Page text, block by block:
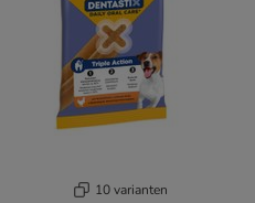
10 varianten